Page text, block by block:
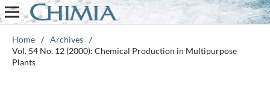
Home / Archives /
Vol. 54 No. 12 (2000): Chemical Production in Multipurpose
Plants